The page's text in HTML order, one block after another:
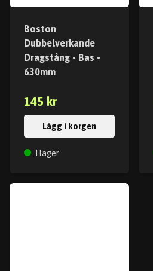
Boston
Dubbelverkande
Dragstång - Bas -
630mm
145 kr
Lägg i korgen
I lager